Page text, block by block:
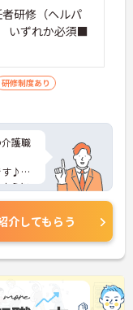
研修（ヘルパ
いずれか必須■
研修制度あり
護職
す♪
らに
ださ
介してもらう